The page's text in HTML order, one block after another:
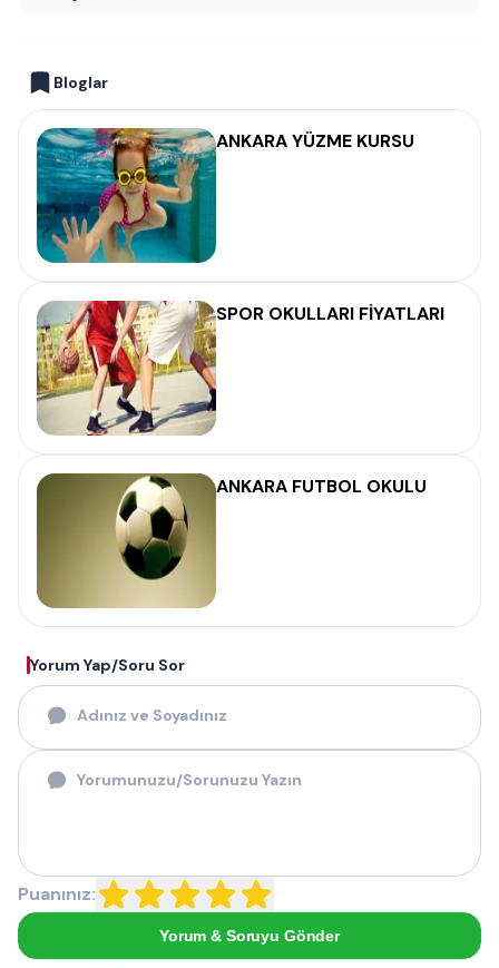
Bloglar
ANKARA YÜZME KURSU
SPOR OKULLARI FİYATLARI
ANKARA FUTBOL OKULU
Yorum Yap/Soru Sor
Puanınız:
Yorum & Soruyu Gönder